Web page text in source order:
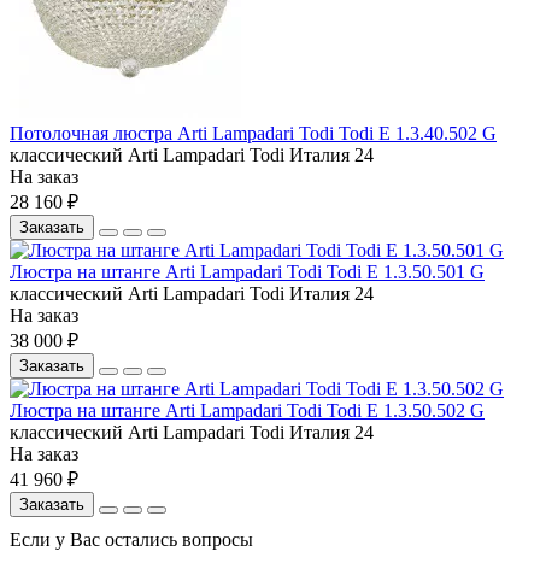
Потолочная люстра Arti Lampadari Todi Todi E 1.3.40.502 G
классический Arti Lampadari Todi Италия 24
На заказ
28 160 ₽
Заказать
Люстра на штанге Arti Lampadari Todi Todi E 1.3.50.501 G
классический Arti Lampadari Todi Италия 24
На заказ
38 000 ₽
Заказать
Люстра на штанге Arti Lampadari Todi Todi E 1.3.50.502 G
классический Arti Lampadari Todi Италия 24
На заказ
41 960 ₽
Заказать
Если у Вас остались вопросы